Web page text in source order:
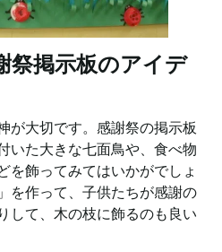
祭掲示板のアイデ
が大切です。感謝祭の掲示板
いた大きな七面鳥や、食べ物
を飾ってみてはいかがでしょ
を作って、子供たちが感謝の
して、木の枝に飾るのも良い